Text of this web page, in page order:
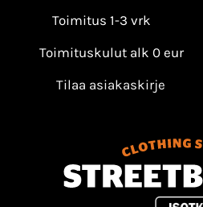
Toimitus 1-3 vrk
Toimituskulut alk 0 eur
Tilaa asiakaskirje